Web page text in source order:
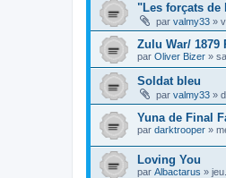
"Les forçats de
par valmy33 »
Zulu War/ 1879
par Oliver Bizer »
Soldat bleu
par valmy33 »
Yuna de Final
par darktrooper »
Loving You
par Albactarus »